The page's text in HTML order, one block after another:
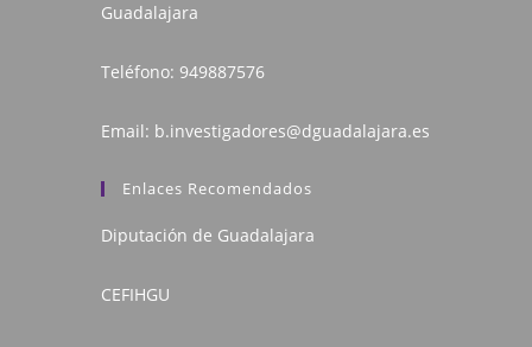
Guadalajara
Teléfono: 949887576
Email: b.investigadores@dguadalajara.es
Enlaces Recomendados
Diputación de Guadalajara
CEFIHGU